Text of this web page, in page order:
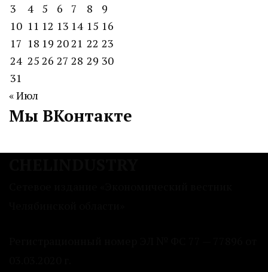
3
4 5 6 7 8
9
10 11 12 13 14 15 16
17 18 19 2021 22 23
24 25 26 27 28 29 30
31
« Июл
Мы ВКонтакте